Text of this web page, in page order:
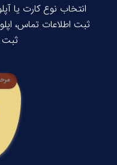
انتخاب نوع کارت یا
ثبت اطلاعات تماس،